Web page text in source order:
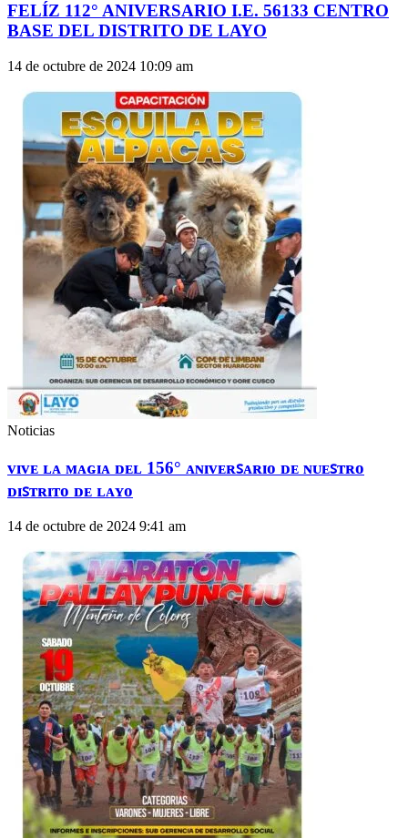
FELÍZ 112° ANIVERSARIO I.E. 56133 CENTRO
BASE DEL DISTRITO DE LAYO
14 de octubre de 2024 10:09 am
Noticias
ᴠɪᴠᴇ ʟᴀ ᴍᴀɢɪᴀ ᴅᴇʟ 156° ᴀɴɪᴠᴇʀꜱᴀʀɪᴏ ᴅᴇ ɴᴜᴇꜱᴛʀᴏ
ᴅɪꜱᴛʀɪᴛᴏ ᴅᴇ ʟᴀʏᴏ
14 de octubre de 2024 9:41 am